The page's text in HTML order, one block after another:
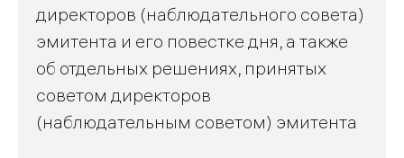
директоров (наблюдательного совета)
эмитента и его повестке дня, а также
об отдельных решениях, принятых
советом директоров
(наблюдательным советом) эмитента